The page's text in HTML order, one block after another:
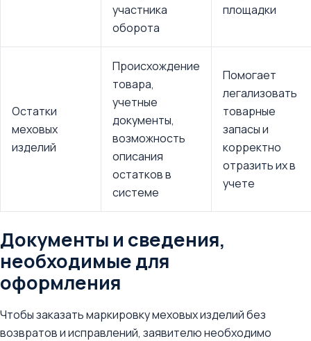
участника
оборота
площадки
Остатки
меховых
изделий
Происхождение
товара,
учетные
документы,
возможность
описания
остатков в
системе
Помогает
легализовать
товарные
запасы и
корректно
отразить их в
учете
Документы и сведения,
необходимые для
оформления
Чтобы заказать маркировку меховых изделий без
возвратов и исправлений, заявителю необходимо